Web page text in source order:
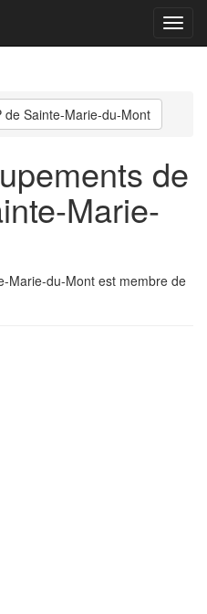
Menu
de Sainte-Marie-du-Mont
de
Marie-
Marie-du-Mont est membre de